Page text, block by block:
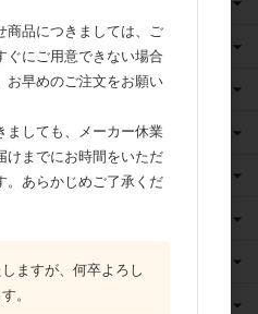
商品につきましては、ご
ぐにご用意できない場合
お早めのご注文をお願い
ましても、メーカー休業
けまでにお時間をいただ
。あらかじめご了承くだ
ますが、何卒よろし
。